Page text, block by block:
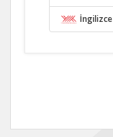
İngilizce